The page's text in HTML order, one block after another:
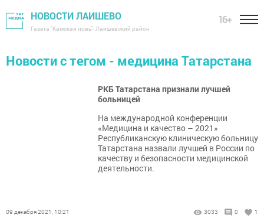
НОВОСТИ ЛАИШЕВО
Газета "Камская новь"- Лаишевский район
16+
Новости с тегом - медицина Татарстана
РКБ Татарстана признали лучшей
больницей
На международной конференции
«Медицина и качество – 2021»
Республиканскую клиническую больницу
Татарстана назвали лучшей в России по
качеству и безопасности медицинской
деятельности.
09 декабря 2021, 10:21 3033 0 1